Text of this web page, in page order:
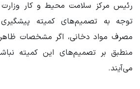
رئیس مرکز سلامت محیط و کار وزارت
توجه به تصمیم‌های کمیته
مصرف مواد دخانی، اگر مشخصات
منطبق بر تصمیم‌های این کمیته
می‌آیند.